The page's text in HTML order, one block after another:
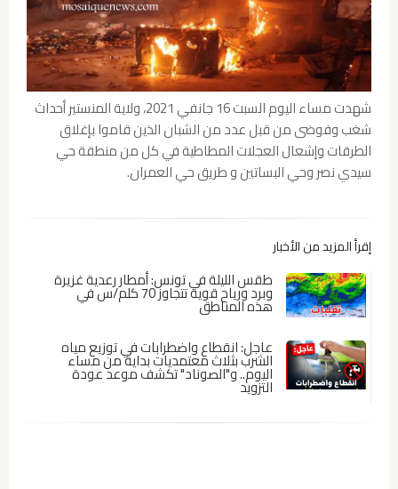
شهدت مساء اليوم السبت 16 جانفي 2021، ولاية المنستير أحداث
شغب وفوضى من قبل عدد من الشبان الذين قاموا بإغلاق
الطرقات وإشعال العجلات المطاطية في كل من منطقة حي
سيدي نصر وحي البساتين و طريق حي العمران.
إقرأ المزيد من الأخبار
طقس الليلة في تونس: أمطار رعدية غزيرة
وبرد ورياح قوية تتجاوز 70 كلم/س في
هذه المناطق
عاجل: انقطاع واضطرابات في توزيع مياه
الشرب بثلاث معتمديات بداية من مساء
اليوم.. و"الصوناد" تكشف موعد عودة
التزويد